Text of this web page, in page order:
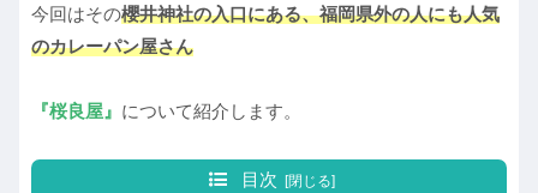
今回はその櫻井神社の入口にある、福岡県外の人にも人気
のカレーパン屋さん
『桜良屋』 について紹介します。
目次